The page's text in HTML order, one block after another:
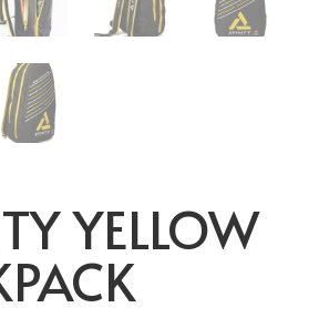
YELLOW